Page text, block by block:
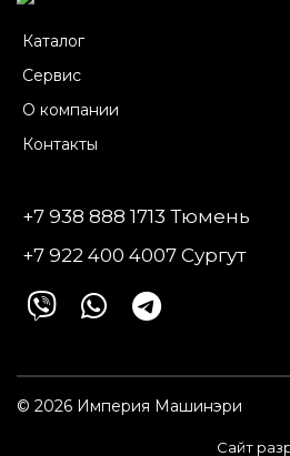
Каталог
Сервис
О компании
Контакты
+7 938 888 1713 Тюмень
+7 922 400 4007 Сургут
© 2026 Империя Машинэри
Сайт